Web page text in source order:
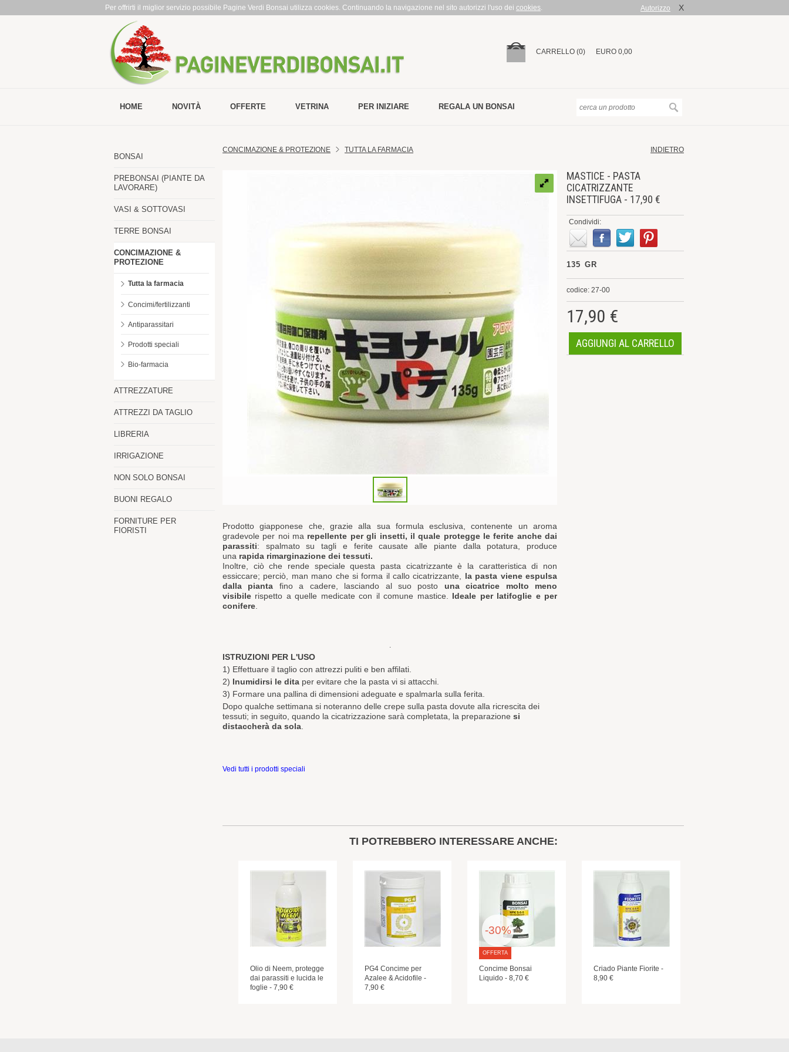
Per offrirti il miglior servizio possibile Pagine Verdi Bonsai utilizza cookies. Continuando la navigazione nel sito autorizzi l'uso dei cookies. Autorizzo X
CARRELLO (0) EURO 0,00
HOME NOVITÀ OFFERTE VETRINA PER INIZIARE REGALA UN BONSAI
BONSAI
PREBONSAI (PIANTE DA
LAVORARE)
VASI & SOTTOVASI
TERRE BONSAI
CONCIMAZIONE &
PROTEZIONE
Tutta la farmacia
Concimi/fertilizzanti
Antiparassitari
Prodotti speciali
Bio-farmacia
ATTREZZATURE
ATTREZZI DA TAGLIO
LIBRERIA
IRRIGAZIONE
NON SOLO BONSAI
BUONI REGALO
FORNITURE PER
FIORISTI
CONCIMAZIONE & PROTEZIONE TUTTA LA FARMACIA INDIETRO
Prodotto giapponese che, grazie alla sua formula esclusiva, contenente un aroma
gradevole per noi ma repellente per gli insetti, il quale protegge le ferite anche dai
parassiti: spalmato su tagli e ferite causate alle piante dalla potatura, produce
una rapida rimarginazione dei tessuti.
Inoltre, ciò che rende speciale questa pasta cicatrizzante è la caratteristica di non
essiccare; perciò, man mano che si forma il callo cicatrizzante,
la pasta viene espulsa
dalla pianta fino a cadere, lasciando al suo posto una cicatrice molto meno
visibile rispetto a quelle medicate con il comune mastice. Ideale per latifoglie e per
conifere
.
ISTRUZIONI PER L'USO
1) Effettuare il taglio con attrezzi puliti e ben affilati.
2) Inumidirsi le dita per evitare che la pasta vi si attacchi.
3) Formare una pallina di dimensioni adeguate e spalmarla sulla ferita.
Dopo qualche settimana si noteranno delle crepe sulla pasta dovute alla ricrescita dei
tessuti; in seguito, quando la cicatrizzazione sarà completata, la preparazione si
distaccherà da sola
Vedi tutti i prodotti speciali
MASTICE - PASTA
CICATRIZZANTE
INSETTIFUGA - 17,90 €
Condividi:
135 GR
codice: 27-00
17,90 €
AGGIUNGI AL CARRELLO
TI POTREBBERO INTERESSARE ANCHE:
Olio di Neem, protegge
dai parassiti e lucida le
foglie - 7,90 €
PG4 Concime per
Azalee & Acidofile -
7,90 €
OFFERTA
-30%
Concime Bonsai
Liquido - 8,70 €
Criado Piante Fiorite -
8,90 €